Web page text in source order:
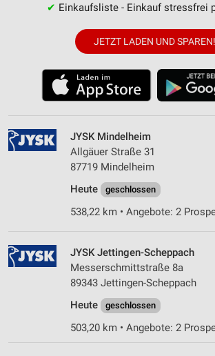
✔ Einkaufsliste - Einkauf stressfrei
JETZT LADEN UND SPAREN!
JYSK Mindelheim
Allgäuer Straße 31
87719 Mindelheim
Heute
geschlossen
538,22 km • Angebote: 2
JYSK Jettingen-Scheppach
Messerschmittstraße 8a
89343 Jettingen-Scheppach
Heute
geschlossen
503,20 km • Angebote: 2